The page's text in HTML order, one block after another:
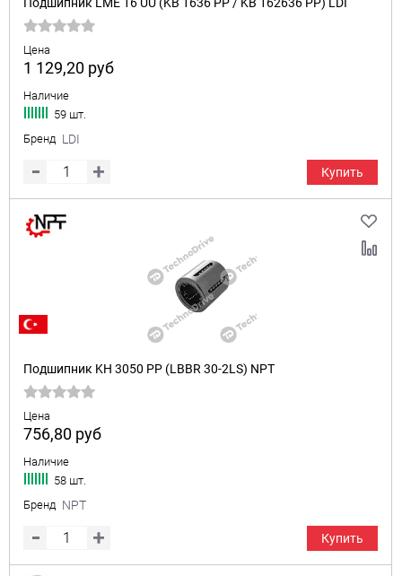
Цена
1 129,20 руб
Наличие
59 шт.
Бренд LDI
Купить
Подшипник KH 3050 PP (LBBR 30-2LS) NPT
Цена
756,80 руб
Наличие
58 шт.
Бренд NPT
Купить